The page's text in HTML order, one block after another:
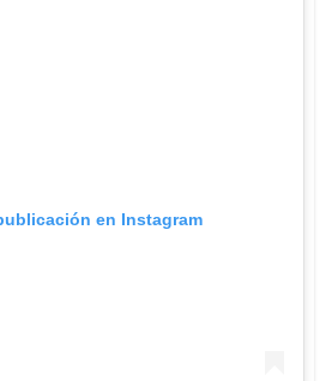
en Instagram